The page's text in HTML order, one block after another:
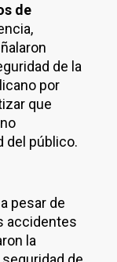
de
de la
por
que
del público.
pesar de
accidentes
la